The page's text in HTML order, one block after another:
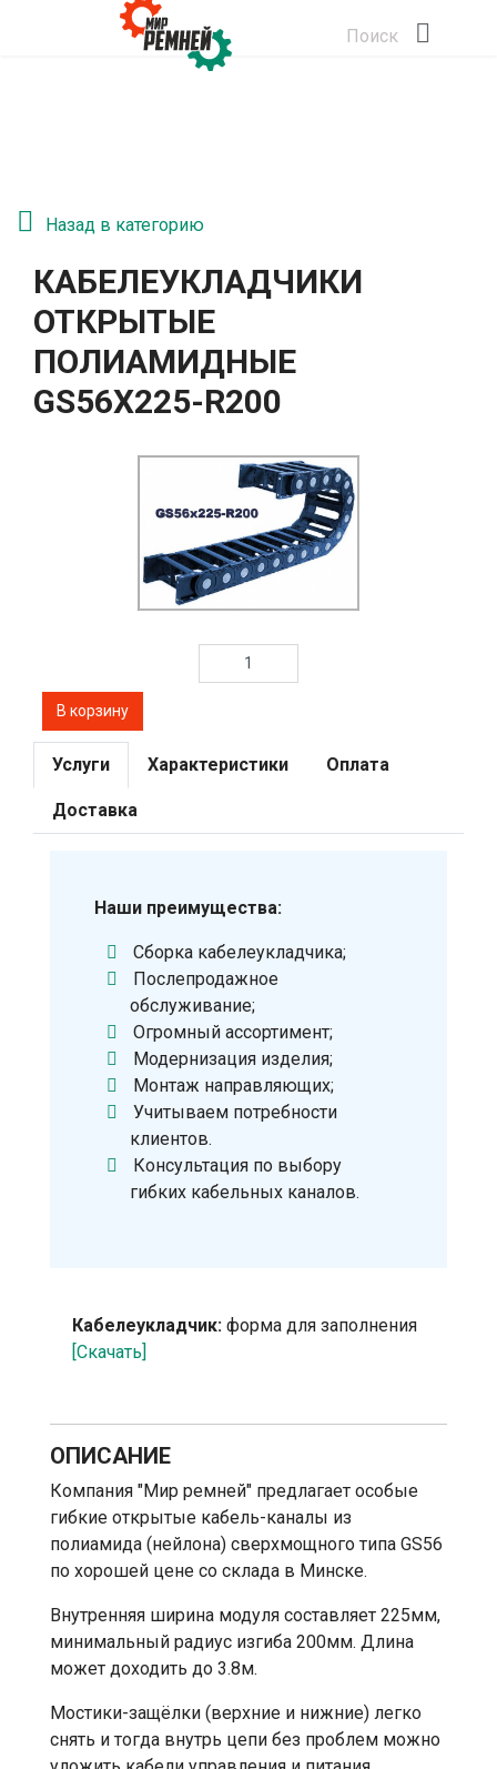
Поиск
Назад в категорию
КАБЕЛЕУКЛАДЧИКИ
ОТКРЫТЫЕ
ПОЛИАМИДНЫЕ
GS56Х225-R200
Услуги Характеристики Оплата
Доставка
Наши преимущества:
Сборка кабелеукладчика;
Послепродажное
обслуживание;
Огромный ассортимент;
Модернизация изделия;
Монтаж направляющих;
Учитываем потребности
клиентов.
Консультация по выбору
гибких кабельных каналов.
Кабелеукладчик: форма для заполнения
[Скачать]
ОПИСАНИЕ
Компания "Мир ремней" предлагает особые
гибкие открытые кабель-каналы из
полиамида (нейлона) сверхмощного типа GS56
по хорошей цене со склада в Минске.
Внутренняя ширина модуля составляет 225мм,
минимальный радиус изгиба 200мм. Длина
может доходить до 3.8м.
Мостики-защёлки (верхние и нижние) легко
снять и тогда внутрь цепи без проблем можно